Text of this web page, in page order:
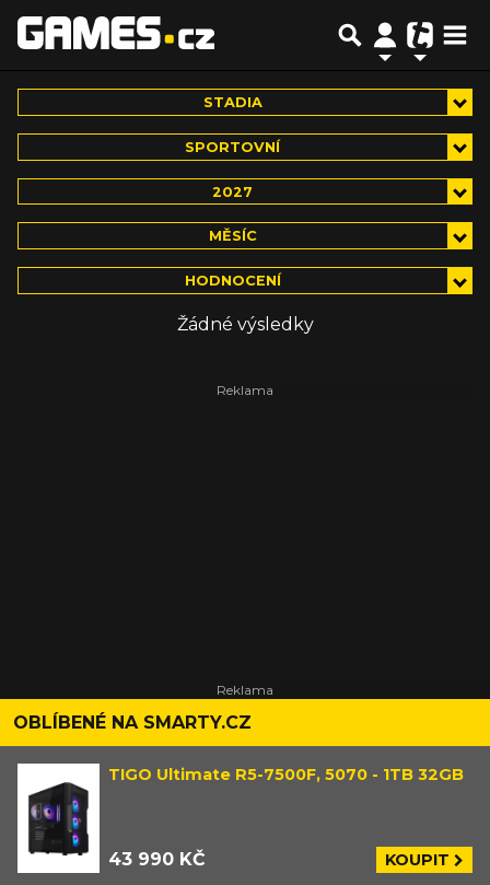
STADIA
SPORTOVNÍ
2027
MĚSÍC
HODNOCENÍ
Žádné výsledky
OBLÍBENÉ NA SMARTY.CZ
TIGO Ultimate R5-7500F, 5070 - 1TB 32GB
43 990 KČ KOUPIT